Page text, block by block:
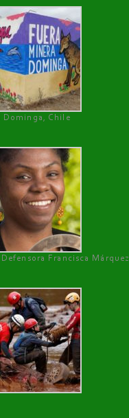
Dominga, Chile
Francisca Márquez